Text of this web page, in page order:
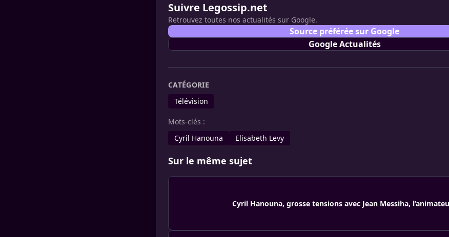
Suivre Legossip.net
Retrouvez toutes nos actualités sur Google.
Source préférée sur Google
Google Actualités
CATÉGORIE
Télévision
Mots-clés :
Cyril Hanouna
Elisabeth Levy
Sur le même sujet
Cyril Hanouna, grosse tensions avec Jean Messiha,